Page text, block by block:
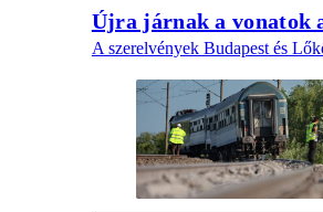
Újra járnak a vonatok
A szerelvények Budapest és